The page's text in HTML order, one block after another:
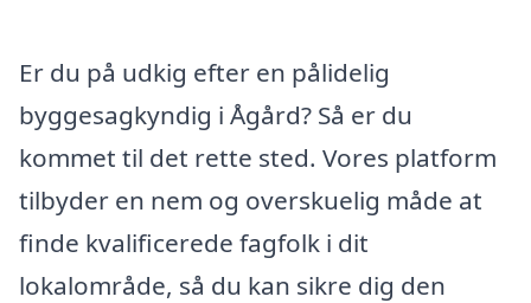
Er du på udkig efter en pålidelig
byggesagkyndig i Ågård? Så er du
kommet til det rette sted. Vores platform
tilbyder en nem og overskuelig måde at
finde kvalificerede fagfolk i dit
lokalområde, så du kan sikre dig den